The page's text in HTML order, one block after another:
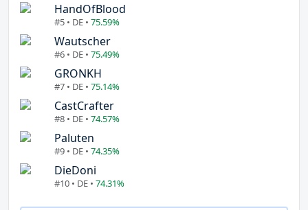
HandOfBlood
#5 • DE • 75.59%
Wautscher
#6 • DE • 75.49%
GRONKH
#7 • DE • 75.14%
CastCrafter
#8 • DE • 74.57%
Paluten
#9 • DE • 74.35%
DieDoni
#10 • DE • 74.31%